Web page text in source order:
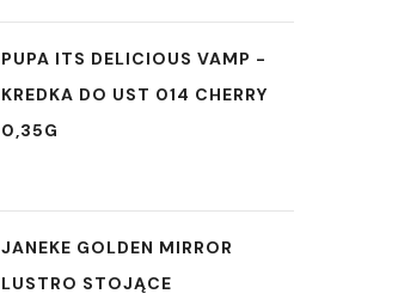
PUPA ITS DELICIOUS VAMP -
KREDKA DO UST 014 CHERRY
0,35G
JANEKE GOLDEN MIRROR
LUSTRO STOJĄCE